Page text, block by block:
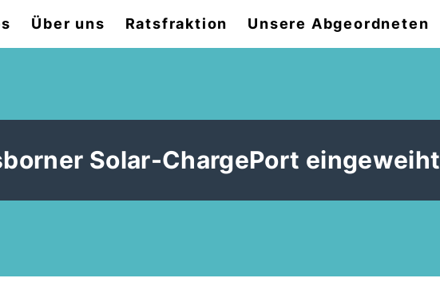
Über uns Ratsfraktion Unsere Abgeordneten
Solar-ChargePort eingeweiht